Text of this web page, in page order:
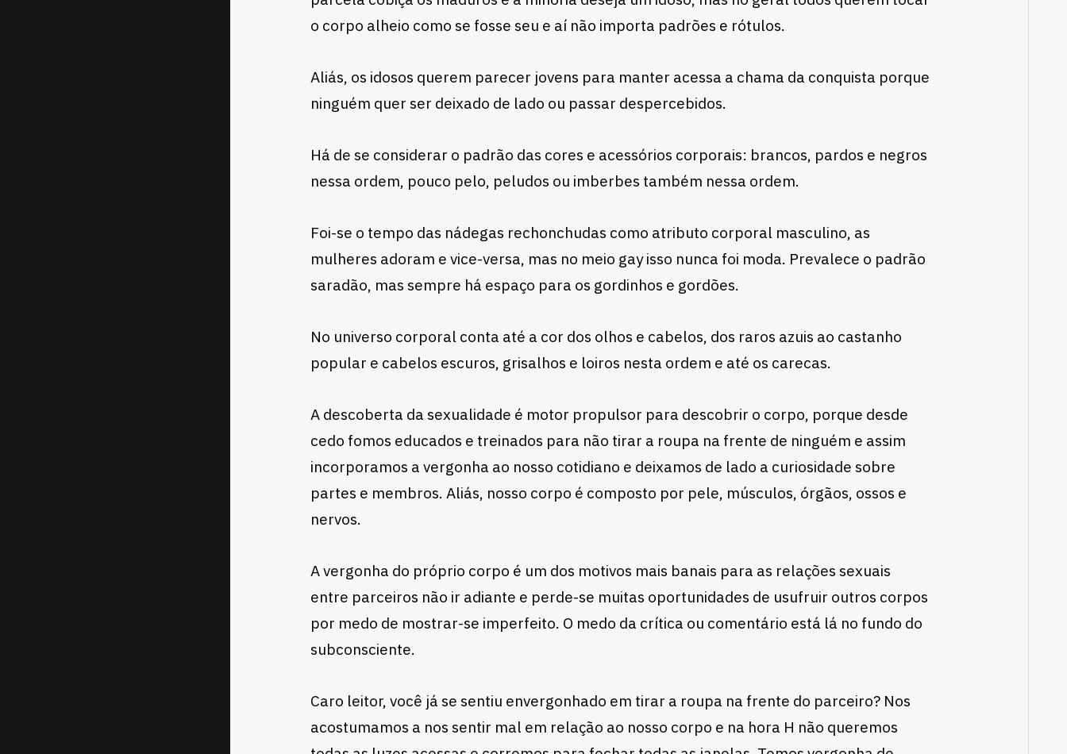
o corpo alheio como se fosse seu e aí não importa padrões e rótulos.
Aliás, os idosos querem parecer jovens para manter acessa a chama da conquista porque
ninguém quer ser deixado de lado ou passar despercebidos.
Há de se considerar o padrão das cores e acessórios corporais: brancos, pardos e negros
nessa ordem, pouco pelo, peludos ou imberbes também nessa ordem.
Foi-se o tempo das nádegas rechonchudas como atributo corporal masculino, as
mulheres adoram e vice-versa, mas no meio gay isso nunca foi moda. Prevalece o padrão
saradão, mas sempre há espaço para os gordinhos e gordões.
No universo corporal conta até a cor dos olhos e cabelos, dos raros azuis ao castanho
popular e cabelos escuros, grisalhos e loiros nesta ordem e até os carecas.
A descoberta da sexualidade é motor propulsor para descobrir o corpo, porque desde
cedo fomos educados e treinados para não tirar a roupa na frente de ninguém e assim
incorporamos a vergonha ao nosso cotidiano e deixamos de lado a curiosidade sobre
partes e membros. Aliás, nosso corpo é composto por pele, músculos, órgãos, ossos e
nervos.
A vergonha do próprio corpo é um dos motivos mais banais para as relações sexuais
entre parceiros não ir adiante e perde-se muitas oportunidades de usufruir outros corpos
por medo de mostrar-se imperfeito. O medo da crítica ou comentário está lá no fundo do
subconsciente.
Caro leitor, você já se sentiu envergonhado em tirar a roupa na frente do parceiro? Nos
acostumamos a nos sentir mal em relação ao nosso corpo e na hora H não queremos